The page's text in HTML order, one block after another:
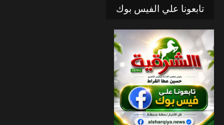
تابعونا علي الفيس بوك